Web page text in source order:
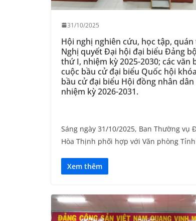
31/10/2025
Hội nghị nghiên cứu, học tập,
Nghị quyết Đại hội đại biểu Đảng
thứ I, nhiệm kỳ 2025-2030; các văn
cuộc bầu cử đại biểu Quốc hội
bầu cử đại biểu Hội đồng nhân dân
nhiệm kỳ 2026-2031.
Sáng ngày 31/10/2025, Ban Thường vụ
Hòa Thịnh phối hợp với Văn phòng
Xem thêm